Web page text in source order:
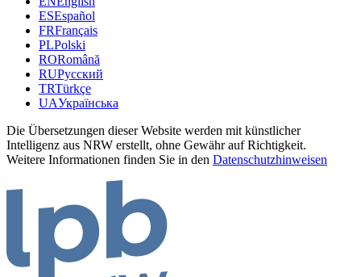
ESEspañol
FRFrançais
PLPolski
RORomână
RUРусский
TRTürkçe
UAУкраїнська
Die Übersetzungen dieser Website werden mit künstlicher
Intelligenz aus NRW erstellt, ohne Gewähr auf Richtigkeit.
Weitere Informationen finden Sie in den Datenschutzhinweisen